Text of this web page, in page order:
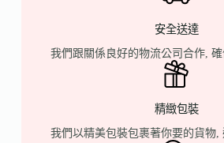
安全送達
我們跟關係良好的物流公司合作, 確
精緻包裝
我們以精美包裝包裹著你要的貨物,